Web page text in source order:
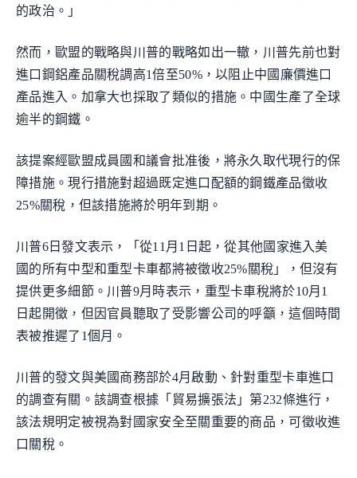
的政治。」
然而，歐盟的戰略與川普的戰略如出一轍，川普先前也對
進口鋼鋁產品關稅調高1倍至50%，以阻止中國廉價進口
產品進入。加拿大也採取了類似的措施。中國生產了全球
逾半的鋼鐵。
該提案經歐盟成員國和議會批准後，將永久取代現行的保
障措施。現行措施對超過既定進口配額的鋼鐵產品徵收
25%關稅，但該措施將於明年到期。
川普6日發文表示，「從11月1日起，從其他國家進入美
國的所有中型和重型卡車都將被徵收25%關稅」，但沒有
提供更多細節。川普9月時表示，重型卡車稅將於10月1
日起開徵，但因官員聽取了受影響公司的呼籲，這個時間
表被推遲了1個月。
川普的發文與美國商務部於4月啟動、針對重型卡車進口
的調查有關。該調查根據「貿易擴張法」第232條進行，
該法規明定被視為對國家安全至關重要的商品，可徵收進
口關稅。